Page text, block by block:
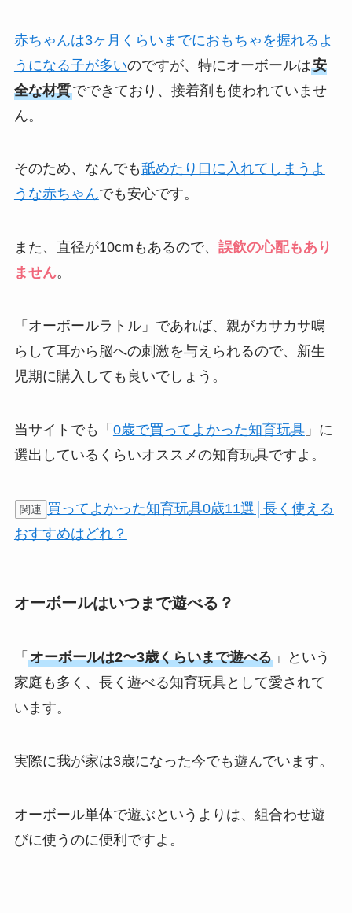
赤ちゃんは3ヶ月くらいまでにおもちゃを握れるよ
うになる子が多いのですが、特にオーボールは安
全な材質でできており、接着剤も使われていませ
ん。
そのため、なんでも舐めたり口に入れてしまうよ
うな赤ちゃんでも安心です。
また、直径が10cmもあるので、 誤飲の心配もあり
ません。
「オーボールラトル」であれば、親がカサカサ鳴
らして耳から脳への刺激を与えられるので、新生
児期に購入しても良いでしょう。
当サイトでも「 0歳で買ってよかった知育玩具」に
選出しているくらいオススメの知育玩具ですよ。
関連 買ってよかった知育玩具0歳11選│長く使える
おすすめはどれ？
オーボールはいつまで遊べる？
「 オーボールは2〜3歳くらいまで遊べる」という
家庭も多く、長く遊べる知育玩具として愛されて
います。
実際に我が家は3歳になった今でも遊んでいます。
オーボール単体で遊ぶというよりは、組合わせ遊
びに使うのに便利ですよ。